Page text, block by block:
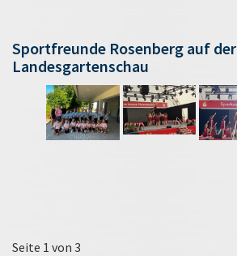
Sportfreunde Rosenberg auf der
Landesgartenschau
Seite 1 von 3